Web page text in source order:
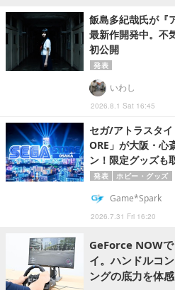
飯島多紀哉氏が『
最新作開発中。不
初公開
発表
2026.8.1 Sat 16:45
いわし
セガ/アトラスタイ
ORE」が大阪・心
ン！限定グッズも
発表 ホビー・グッズ
2026.7.31 Fri 16:20
Game*Spark
GeForce NOW
イ。ハンドルコ
ングの底力を体感